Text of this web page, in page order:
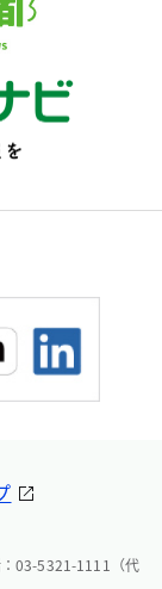
03-5321-1111（代